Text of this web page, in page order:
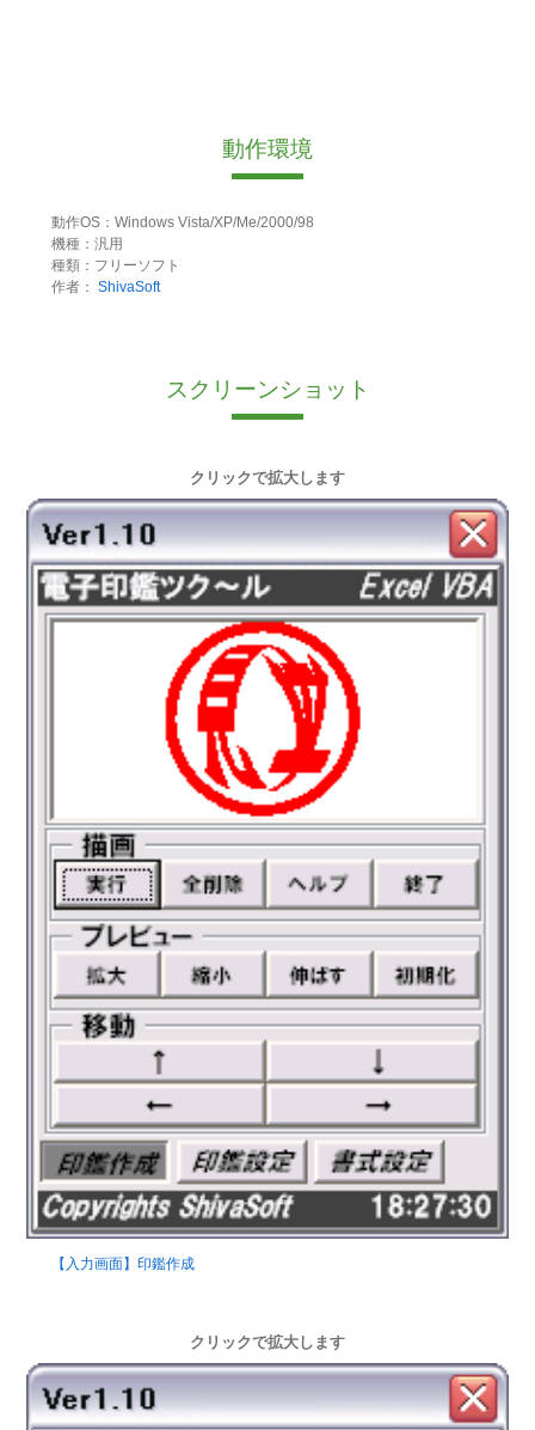
動作環境
動作OS：Windows Vista/XP/Me/2000/98
機種：汎用
種類：フリーソフト
作者： ShivaSoft
スクリーンショット
クリックで拡大します
【入力画面】印鑑作成
クリックで拡大します